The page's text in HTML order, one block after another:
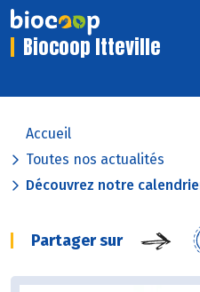
Biocoop Itteville
Accueil
Toutes nos actualités
Découvrez notre
Partager sur